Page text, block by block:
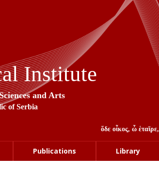
Institute
and Arts
of Serbia
ὅδε οἶκος, ὦ
Publications Library